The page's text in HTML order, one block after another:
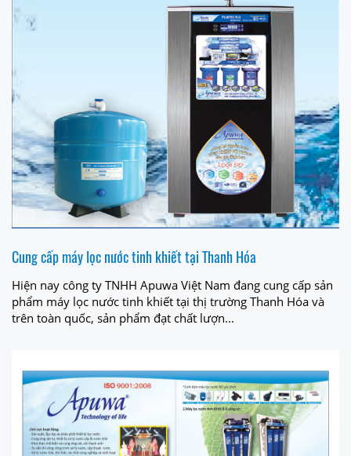
Cung cấp máy lọc nước tinh khiết tại Thanh Hóa
Hiện nay công ty TNHH Apuwa Việt Nam đang cung cấp sản
phẩm máy lọc nước tinh khiết tại thị trường Thanh Hóa và
trên toàn quốc, sản phẩm đạt chất lượn...